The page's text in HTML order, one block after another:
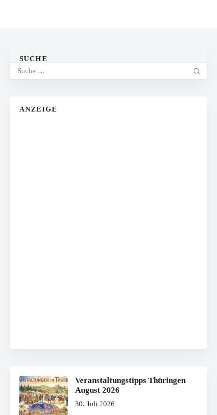
SUCHE
ANZEIGE
Veranstaltungstipps Thüringen
August 2026
30. Juli 2026